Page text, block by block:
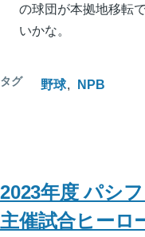
の球団が本拠地移転
いかな。
タグ 野球 NPB
2023年度 パシ
主催試合ヒーロ